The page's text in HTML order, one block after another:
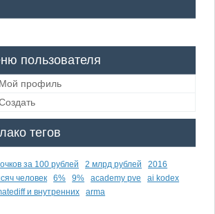
пользователя
Мой профиль
тегов
за 100 рублей 2 млрд рублей
2016
человек
6% 9% academy pve
ai kodex
и внутренних
arma